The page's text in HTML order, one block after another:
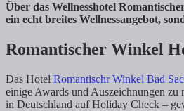
Über das Wellnesshotel
ein echt breites Wellnessangebot,
Romantischer Winkel
Das Hotel Romantischr Winkel Bad
einige Awards und Auszeichnungen zu
in Deutschland auf Holiday Check –